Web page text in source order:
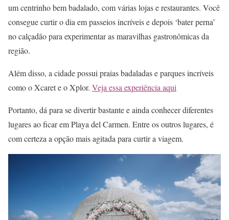
um centrinho bem badalado, com várias lojas e restaurantes. Você
consegue curtir o dia em passeios incríveis e depois ‘bater perna’
no calçadão para experimentar as maravilhas gastronômicas da
região.
Além disso, a cidade possui praias badaladas e parques incríveis
como o Xcaret e o Xplor. Veja essa experiência aqui
Portanto, dá para se divertir bastante e ainda conhecer diferentes
lugares ao ficar em Playa del Carmen. Entre os outros lugares, é
com certeza a opção mais agitada para curtir a viagem.